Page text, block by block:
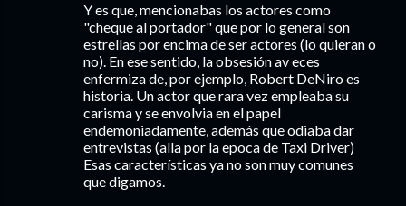
Y es que, mencionabas los actores como
"cheque al portador" que por lo general son
estrellas por encima de ser actores (lo quieran o
no). En ese sentido, la obsesión av eces
enfermiza de, por ejemplo, Robert DeNiro es
historia. Un actor que rara vez empleaba su
carisma y se envolvia en el papel
endemoniadamente, además que odiaba dar
entrevistas (alla por la epoca de Taxi Driver)
Esas características ya no son muy comunes
que digamos.